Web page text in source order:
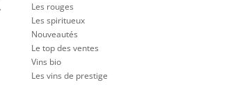
Les rouges
Les spiritueux
Nouveautés
Le top des ventes
Vins bio
Les vins de prestige